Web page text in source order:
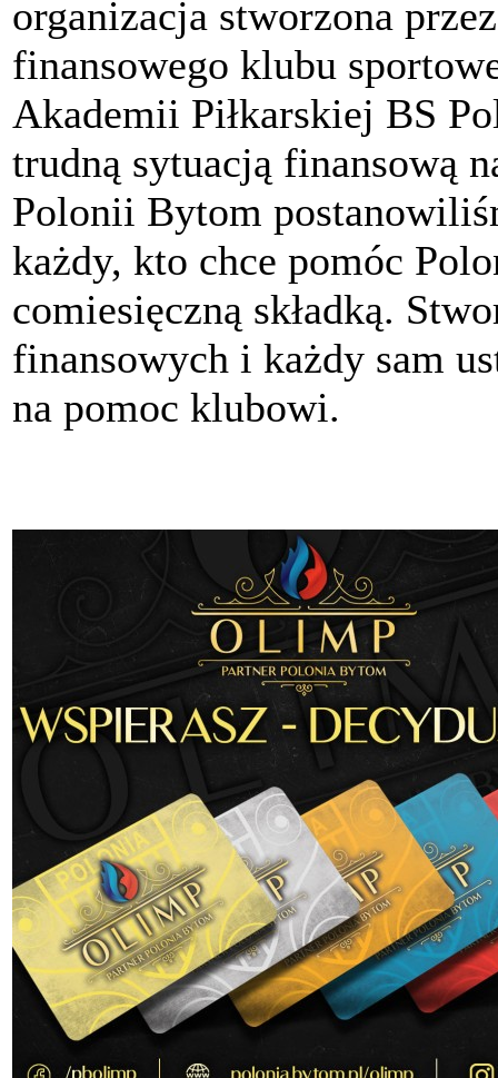
organizacja stworzona
finansowego klubu
Akademii Piłkarskiej BS
trudną sytuacją finansową
Polonii Bytom
każdy, kto chce pomóc
comiesięczną składką.
finansowych i każdy sam
na pomoc klubowi.